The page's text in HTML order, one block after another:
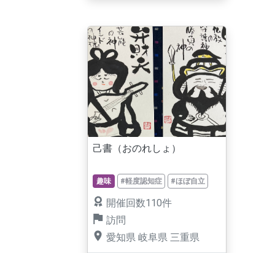
己書（おのれしょ）
趣味 #軽度認知症 #ほぼ自立
開催回数110件
訪問
愛知県 岐阜県 三重県